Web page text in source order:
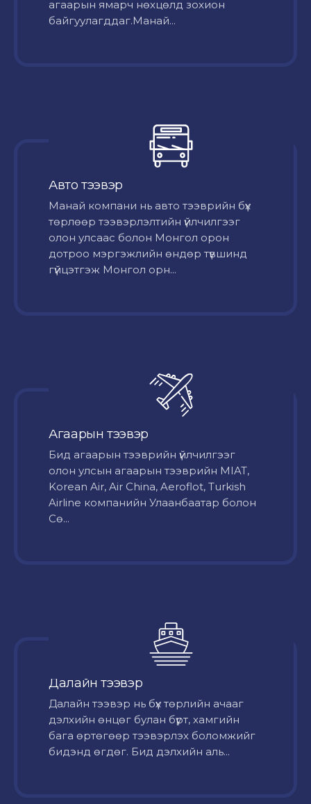
агаарын ямарч нөхцөлд зохион
байгуулагддаг.Манай...
Авто тээвэр
Mанай компани нь авто тээврийн бүх
төрлөөр тээвэрлэлтийн үйлчилгээг
олон улсаас болон Монгол орон
дотроо мэргэжлийн өндөр түвшинд
гүйцэтгэж Монгол орн...
Агаарын тээвэр
Бид агаарын тээврийн үйлчилгээг
олон улсын агаарын тээврийн MIAT,
Korean Air, Air China, Aeroflot, Turkish
Airline компанийн Улаанбаатар болон
Сө...
Далайн тээвэр
Далайн тээвэр нь бүх төрлийн ачааг
дэлхийн өнцөг булан бүрт, хамгийн
бага өртөгөөр тээвэрлэх боломжийг
бидэнд өгдөг. Бид дэлхийн аль...